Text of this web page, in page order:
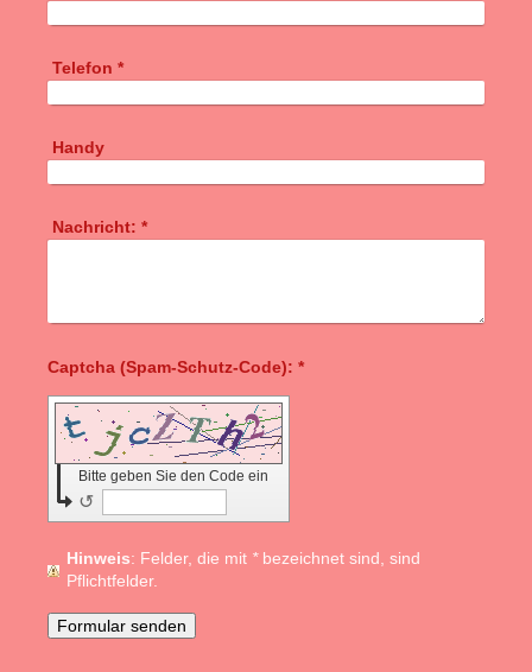
Telefon *
Handy
Nachricht: *
Captcha (Spam-Schutz-Code): *
Bitte geben Sie den Code ein
↺
Hinweis : Felder, die mit *bezeichnet sind, sind
Pflichtfelder.